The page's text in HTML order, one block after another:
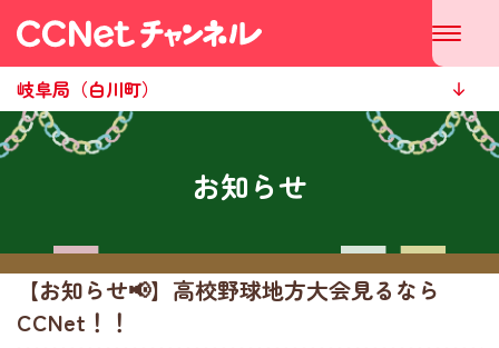
岐阜局（白川町）
お知らせ
【お知らせ📢】高校野球地方大会見るなら
CCNet！！